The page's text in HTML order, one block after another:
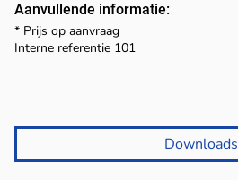
Aanvullende informatie:
* Prijs op aanvraag
Interne referentie 101
Downloads